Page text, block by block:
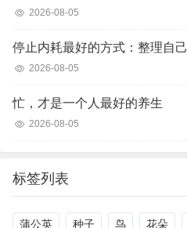
2026-08-05
停止内耗最好的方式：整理自己
2026-08-05
忙，才是一个人最好的养生
2026-08-05
标签列表
蒲公英 种子 鸟 花朵